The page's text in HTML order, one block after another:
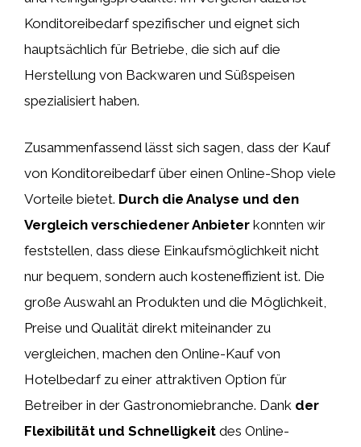
Konditoreibedarf spezifischer und eignet sich
hauptsächlich für Betriebe, die sich auf die
Herstellung von Backwaren und Süßspeisen
spezialisiert haben.
Zusammenfassend lässt sich sagen, dass der Kauf
von Konditoreibedarf über einen Online-Shop viele
Vorteile bietet. Durch die Analyse und den
Vergleich verschiedener Anbieter konnten wir
feststellen, dass diese Einkaufsmöglichkeit nicht
nur bequem, sondern auch kosteneffizient ist. Die
große Auswahl an Produkten und die Möglichkeit,
Preise und Qualität direkt miteinander zu
vergleichen, machen den Online-Kauf von
Hotelbedarf zu einer attraktiven Option für
Betreiber in der Gastronomiebranche. Dank der
Flexibilität und Schnelligkeit des Online-